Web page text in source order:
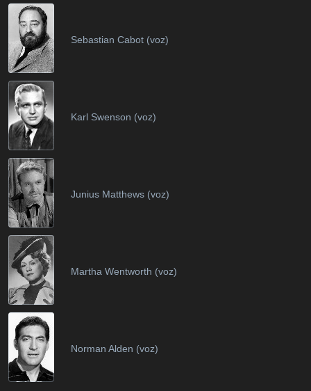
Sebastian Cabot (voz)
Karl Swenson (voz)
Junius Matthews (voz)
Martha Wentworth (voz)
Norman Alden (voz)